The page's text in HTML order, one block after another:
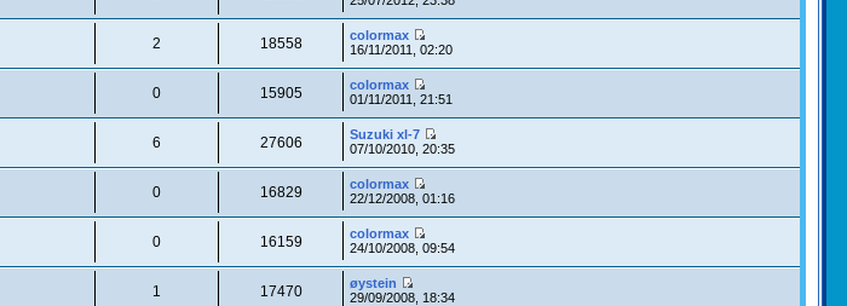
2 18558
colormax
16/11/2011, 02:20
0 15905
colormax
01/11/2011, 21:51
6 27606
Suzuki xl-7
07/10/2010, 20:35
0 16829
colormax
22/12/2008, 01:16
0 16159
colormax
24/10/2008, 09:54
1 17470
øystein
29/09/2008, 18:34